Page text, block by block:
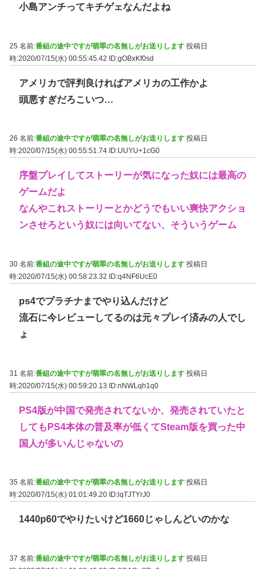
小島アンチってキチゲェなんだよね
25 名前:番組の途中ですが翡翠の名無しがお送りします 投稿日
時:2020/07/15(水) 00:55:45.42 ID:gOBxKf0sd
アメリカで評判良ければアメリカの工作かよ
頭悪すぎだろこいつ…
26 名前:番組の途中ですが翡翠の名無しがお送りします 投稿日
時:2020/07/15(水) 00:55:51.74 ID:UUYU+1cG0
序盤プレイしてストーリーが気になった奴には最高の
ゲームだよ
なんやこれストーリーとかどうでもいい爽快アクショ
ンさせろという奴には向いてない、そういうゲーム
30 名前:番組の途中ですが翡翠の名無しがお送りします 投稿日
時:2020/07/15(水) 00:58:23.32
ID:q4NF6UcE0
ps4でプラチナまでやり込んだけど
流石に今レビューしてるのは元々プレイ済みの人でし
ょ
31 名前:番組の途中ですが翡翠の名無しがお送りします 投稿日
時:2020/07/15(水) 00:59:20.13 ID:nNWLqh1q0
PS4版が中国で発売されてないか、発売されていたと
してもPS4本体の普及率が低くてSteam版を買った中
国人が多いんじゃないの
35 名前:番組の途中ですが翡翠の名無しがお送りします 投稿日
時:2020/07/15(水) 01:01:49.20 ID:lqTJTYrJ0
1440p60でやりたいけど1660じゃしんどいのかな
37 名前:番組の途中ですが翡翠の名無しがお送りします 投稿日